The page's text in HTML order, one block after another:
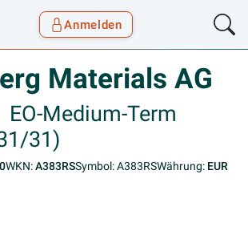
Anmelden
Materials AG
EO-Medium-Term
31)
WKN:A383RSSymbol: A383RSWährung: EUR